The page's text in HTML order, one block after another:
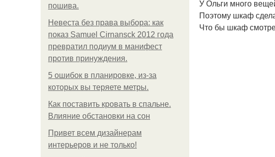
пошива.
Невеста без права выбора: как
показ Samuel Cirnansck 2012 года
превратил подиум в манифест
против принуждения.
5 ошибок в планировке, из-за
которых вы теряете метры.
Как поставить кровать в спальне.
Влияние обстановки на сон
Привет всем дизайнерам
интерьеров и не только!
У Ольги много
Поэтому шкаф
Что бы шкаф